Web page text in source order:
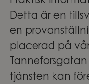
Detta är en
en
placerad på
Tanneforsgatan
tjänsten kan